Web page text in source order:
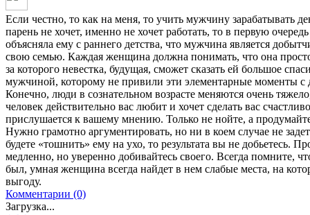
Если честно, то как на меня, то учить мужчину зарабатывать
парень не хочет, именно не хочет работать, то в первую
объясняла ему с раннего детства, что мужчина является
свою семью. Каждая женщина должна понимать, что она
за которого невестка, будущая, сможет сказать ей большое
мужчиной, которому не привили эти элементарные моменты с
Конечно, люди в сознательном возрасте меняются очень
человек действительно вас любит и хочет сделать вас
прислушается к вашему мнению. Только не нойте, а
Нужно грамотно аргументировать, но ни в коем случае не
будете «тошнить» ему на ухо, то результата вы не добьетесь.
медленно, но уверенно добивайтесь своего. Всегда помните,
был, умная женщина всегда найдет в нем слабые места, на
выгоду.
Комментарии (0)
Загрузка...